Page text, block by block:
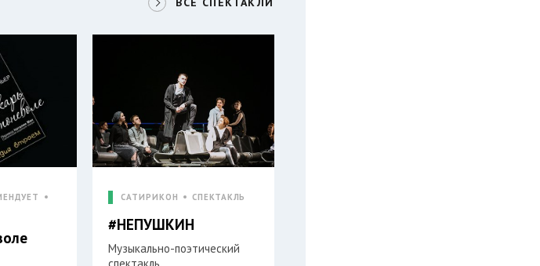
САТИРИКОН СПЕКТАКЛЬ
#НЕПУШКИН
Музыкально-поэтический